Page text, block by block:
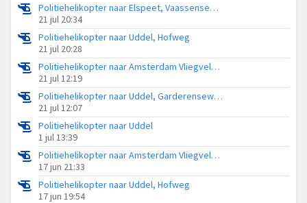
Politiehelikopter naar Elspeet, Vaassenseweg
21 jul 20:34
Politiehelikopter naar Uddel, Hofweg
21 jul 20:28
Politiehelikopter naar Amsterdam Vliegveld Schiphol
21 jul 12:19
Politiehelikopter naar Uddel, Garderenseweg
21 jul 12:07
Politiehelikopter naar Uddel
1 jul 13:39
Politiehelikopter naar Amsterdam Vliegveld Schiphol
17 jun 21:33
Politiehelikopter naar Uddel, Hofweg
17 jun 19:54